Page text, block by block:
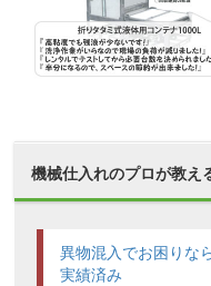
機械仕入れのプロが教
異物混入でお困りな
実績済み